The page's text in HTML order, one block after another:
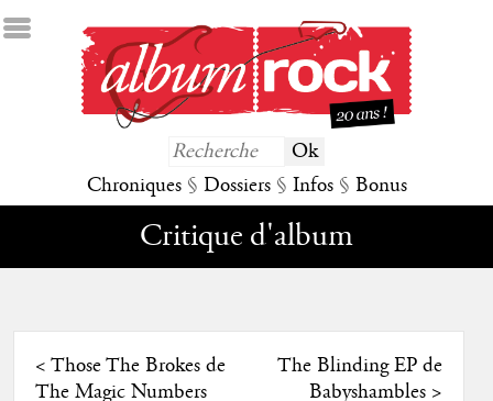
Chroniques § Dossiers § Infos § Bonus
Critique d'album
< Those The Brokes de
The Magic Numbers
The Blinding EP de
Babyshambles>